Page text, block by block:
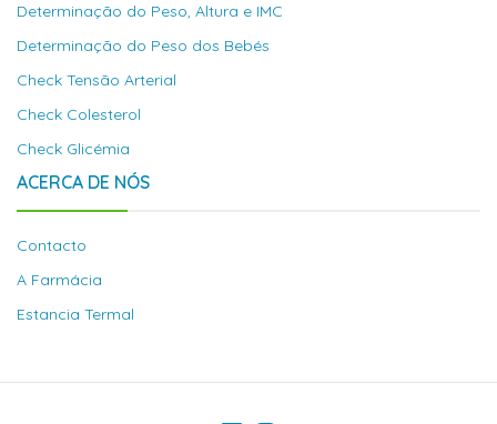
Determinação do Peso, Altura e IMC
Determinação do Peso dos Bebés
Check Tensão Arterial
Check Colesterol
Check Glicémia
ACERCA DE NÓS
Contacto
A Farmácia
Estancia Termal